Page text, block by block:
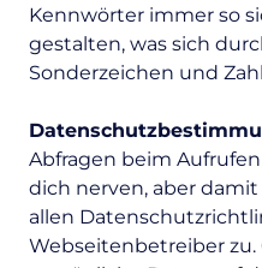
Kennwörter immer so
gestalten, was sich
Sonderzeichen und
Abfragen beim
dich nerven, aber
allen
Webseitenbetreiber zu.